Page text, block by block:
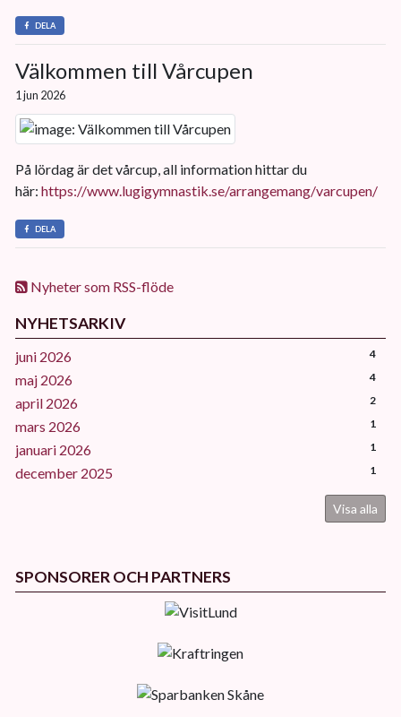
Nyheter som RSS-flöde
NYHETSARKIV
juni 2026 4
maj 2026 4
april 2026 2
mars 2026 1
januari 2026 1
december 2025 1
Visa alla
DELA
Välkommen till Vårcupen
1 jun 2026
På lördag är det vårcup, all information hittar du
här: https://www.lugigymnastik.se/arrangemang/varcupen/
DELA
SPONSORER OCH PARTNERS